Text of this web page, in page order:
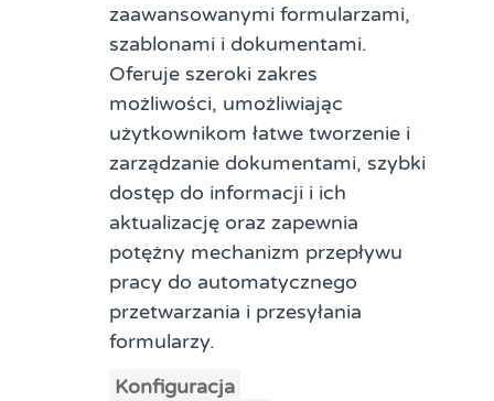
zaawansowanymi formularzami,
szablonami i dokumentami.
Oferuje szeroki zakres
możliwości, umożliwiając
użytkownikom łatwe tworzenie i
zarządzanie dokumentami, szybki
dostęp do informacji i ich
aktualizację oraz zapewnia
potężny mechanizm przepływu
pracy do automatycznego
przetwarzania i przesyłania
formularzy.
Konfiguracja